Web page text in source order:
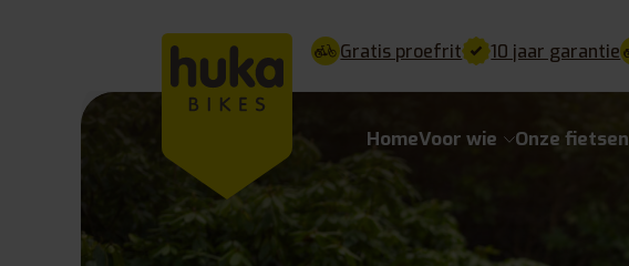
Gratis proefrit 10 jaar garantie
HomeVoor wie Onze fietsen